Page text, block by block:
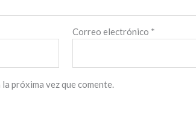
Correo electrónico *
próxima vez que comente.